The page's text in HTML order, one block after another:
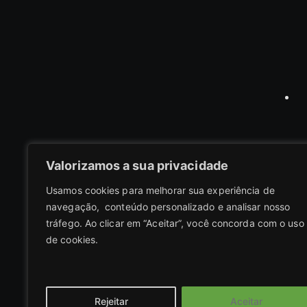
Valorizamos a sua privacidade
Usamos cookies para melhorar sua experiência de
navegação, conteúdo personalizado e analisar nosso
tráfego. Ao clicar em “Aceitar”, você concorda com o uso
de cookies.
Rejeitar Aceitar